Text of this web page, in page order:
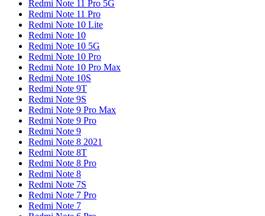
Redmi Note 11 Pro 5G
Redmi Note 11 Pro
Redmi Note 10 Lite
Redmi Note 10
Redmi Note 10 5G
Redmi Note 10 Pro
Redmi Note 10 Pro Max
Redmi Note 10S
Redmi Note 9T
Redmi Note 9S
Redmi Note 9 Pro Max
Redmi Note 9 Pro
Redmi Note 9
Redmi Note 8 2021
Redmi Note 8T
Redmi Note 8 Pro
Redmi Note 8
Redmi Note 7S
Redmi Note 7 Pro
Redmi Note 7